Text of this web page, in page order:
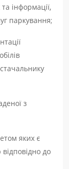
інформації,
паркування;
з
яких є
до